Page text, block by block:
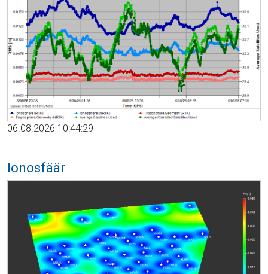
06.08.2026 10:44:29
Ionosfäär